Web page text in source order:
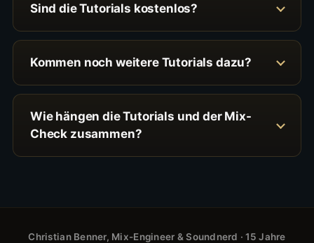
Sind die Tutorials kostenlos?
Kommen noch weitere Tutorials dazu?
Wie hängen die Tutorials und der Mix-
Check zusammen?
Christian Benner, Mix-Engineer & Soundnerd · 15 Jahre